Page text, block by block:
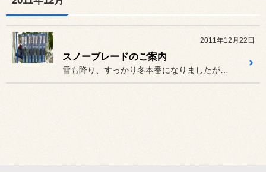
2011年12月22日
スノーブレードのご案内